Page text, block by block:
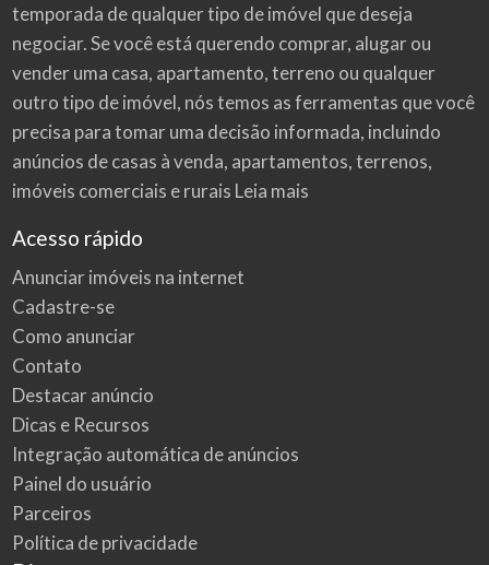
temporada de qualquer tipo de imóvel que deseja
negociar. Se você está querendo comprar, alugar ou
vender uma casa, apartamento, terreno ou qualquer
outro tipo de imóvel, nós temos as ferramentas que você
precisa para tomar uma decisão informada, incluindo
anúncios de casas à venda, apartamentos, terrenos,
imóveis comerciais e rurais Leia mais
Acesso rápido
Anunciar imóveis na internet
Cadastre-se
Como anunciar
Contato
Destacar anúncio
Dicas e Recursos
Integração automática de anúncios
Painel do usuário
Parceiros
Política de privacidade